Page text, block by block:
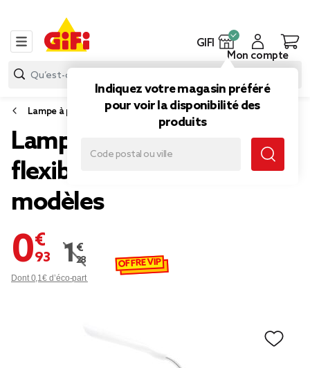
GIFI
Indiquez votre magasin préféré
pour voir la disponibilité des
produits
Mon compte
Lampe à poser
Lampe de table LED
flexible H27cm - 4
modèles
0,93 €
Prix remisé de 1,28 € à 0,93 €
1,28 €
Dont 0,1€ d’éco-part
OFFRE VIP